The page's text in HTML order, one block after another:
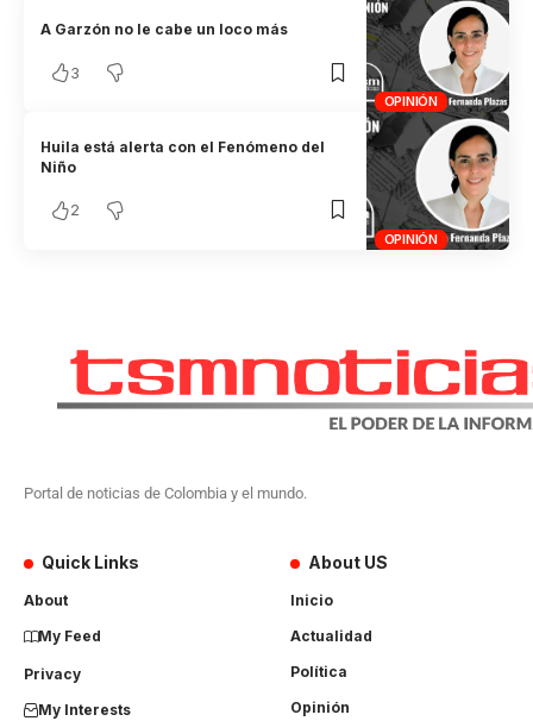
OPINIÓN
A Garzón no le cabe un loco más
3
OPINIÓN
Huila está alerta con el Fenómeno del
Niño
2
Portal de noticias de Colombia y el mundo.
Quick Links
About
My Feed
Privacy
My Interests
About US
Inicio
Actualidad
Política
Opinión